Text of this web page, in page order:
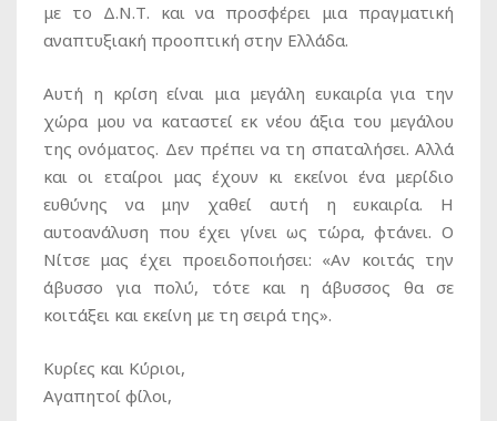
με το Δ.Ν.Τ. και να προσφέρει μια πραγματική
αναπτυξιακή προοπτική στην Ελλάδα.
Αυτή η κρίση είναι μια μεγάλη ευκαιρία για την
χώρα μου να καταστεί εκ νέου άξια του μεγάλου
της ονόματος. Δεν πρέπει να τη σπαταλήσει. Αλλά
και οι εταίροι μας έχουν κι εκείνοι ένα μερίδιο
ευθύνης να μην χαθεί αυτή η ευκαιρία. Η
αυτοανάλυση που έχει γίνει ως τώρα, φτάνει. Ο
Νίτσε μας έχει προειδοποιήσει: «Αν κοιτάς την
άβυσσο για πολύ, τότε και η άβυσσος θα σε
κοιτάξει και εκείνη με τη σειρά της».
Κυρίες και Κύριοι,
Αγαπητοί φίλοι,